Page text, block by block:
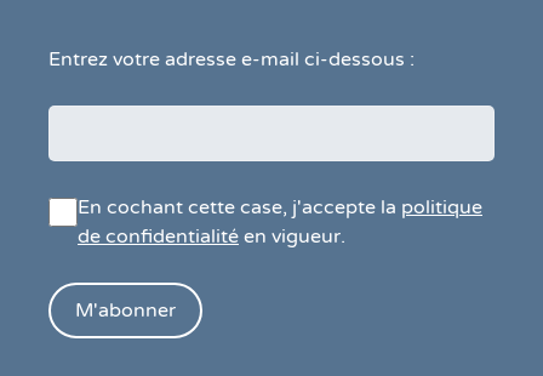
Entrez votre adresse e-mail ci-dessous :
En cochant cette case, j'accepte la politique
de confidentialité en vigueur.